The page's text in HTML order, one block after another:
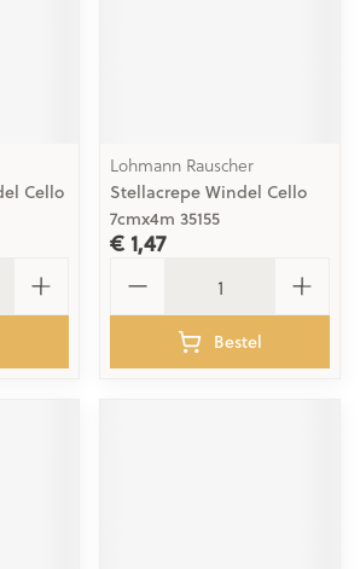
Cello
Lohmann Rauscher
Stellacrepe Windel Cello
7cmx4m 35155
€ 1,47
Bestel